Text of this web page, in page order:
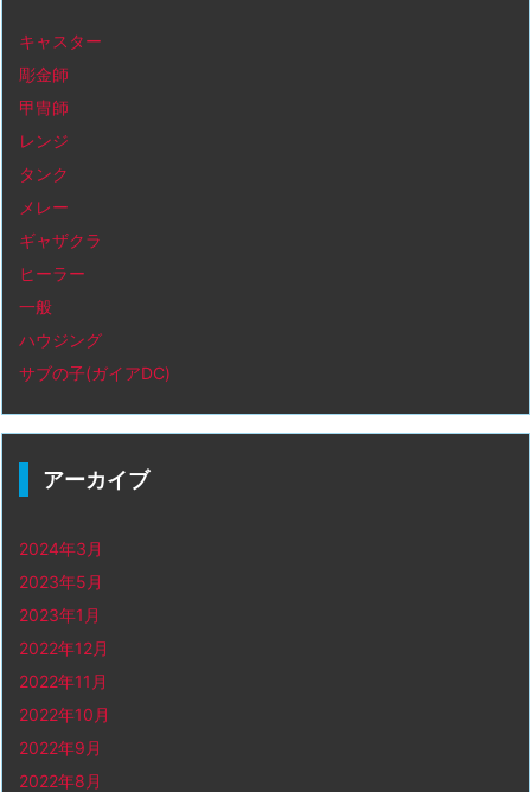
キャスター
彫金師
甲冑師
レンジ
タンク
メレー
ギャザクラ
ヒーラー
一般
ハウジング
サブの子(ガイアDC)
アーカイブ
2024年3月
2023年5月
2023年1月
2022年12月
2022年11月
2022年10月
2022年9月
2022年8月